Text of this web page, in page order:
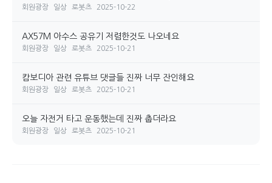
회원광장 일상 로봇츠 2025-10-22
AX57M 아수스 공유기 저렴한것도 나오네요
회원광장 일상 로봇츠 2025-10-21
캄보디아 관련 유튜브 댓글들 진짜 너무 잔인해요
회원광장 일상 로봇츠 2025-10-21
오늘 자전거 타고 운동했는데 진짜 춥더라요
회원광장 일상 로봇츠 2025-10-21